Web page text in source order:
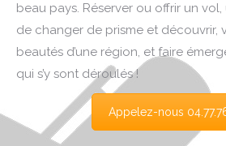
beau pays. Réserver ou offrir un
de changer de prisme et découvrir,
beautés d’une région, et faire
qui s’y sont déroulés !
Appelez-nous